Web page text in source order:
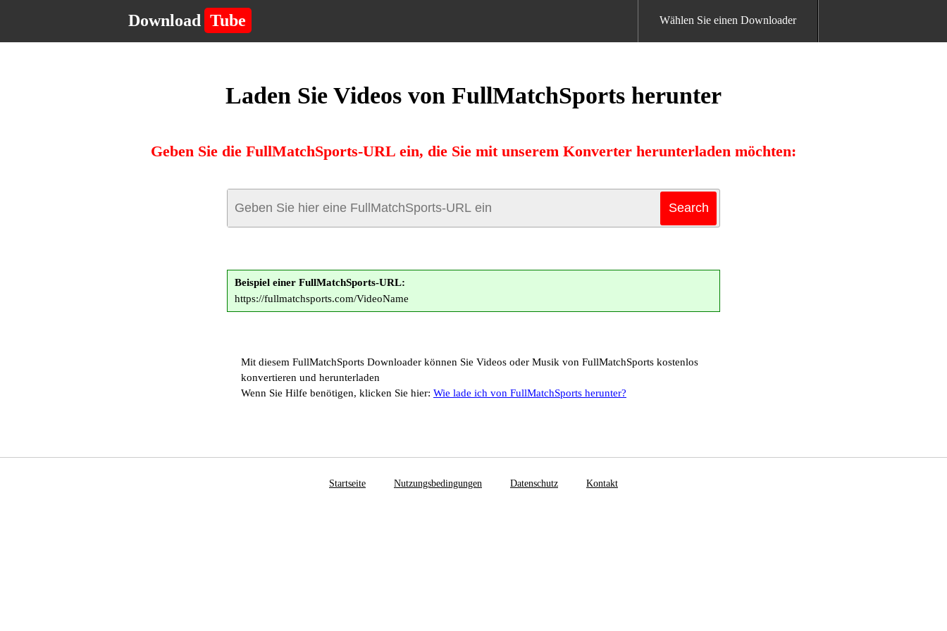
Download Tube Wählen Sie einen Downloader
Laden Sie Videos von FullMatchSports herunter
Geben Sie die FullMatchSports-URL ein, die Sie mit unserem Konverter herunterladen möchten:
Beispiel einer FullMatchSports-URL:
https://fullmatchsports.com/VideoName
Mit diesem FullMatchSports Downloader können Sie Videos oder Musik von FullMatchSports kostenlos
konvertieren und herunterladen
Wenn Sie Hilfe benötigen, klicken Sie hier: Wie lade ich von FullMatchSports herunter?
Startseite Nutzungsbedingungen Datenschutz Kontakt